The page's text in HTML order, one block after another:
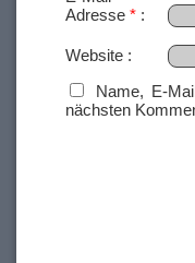
Adresse *
Website
Name, E-
nächsten